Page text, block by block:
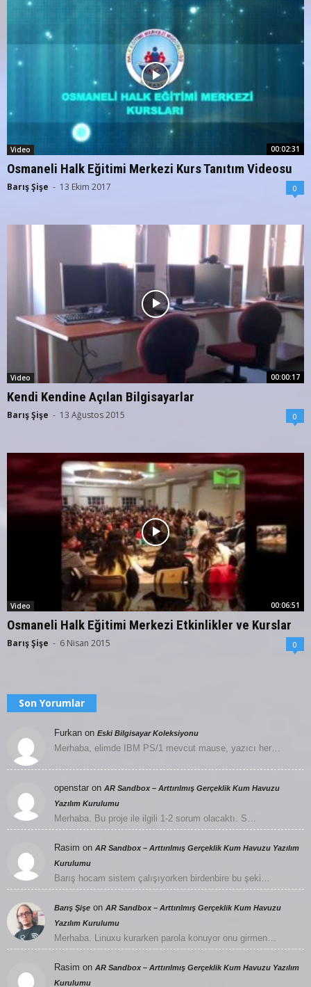
00:02:31
Video
Osmaneli Halk Eğitimi Merkezi Kurs Tanıtım Videosu
Barış Şişe - 13 Ekim 2017 0
00:00:17
Video
Kendi Kendine Açılan Bilgisayarlar
Barış Şişe - 13 Ağustos 2015 0
00:06:51
Video
Osmaneli Halk Eğitimi Merkezi Etkinlikler ve Kurslar
Barış Şişe - 6 Nisan 2015 0
Son Yorumlar
Furkan on Eski Bilgisayar Koleksiyonu
Merhaba, elimde IBM PS/1 mevcut mause, yazıcı her…
openstar on AR Sandbox – Arttırılmış Gerçeklik Kum Havuzu
Yazılım Kurulumu
Merhaba. Bu proje ile ilgili 1-2 sorum olacaktı. S…
Rasim on AR Sandbox – Arttırılmış Gerçeklik Kum Havuzu Yazılım
Kurulumu
Barış hocam sistem çalışıyorken birdenbire bu şeki…
Barış Şişe on AR Sandbox – Arttırılmış Gerçeklik Kum Havuzu
Yazılım Kurulumu
Merhaba. Linuxu kurarken parola konuyor onu girmen…
Rasim on AR Sandbox – Arttırılmış Gerçeklik Kum Havuzu Yazılım
Kurulumu